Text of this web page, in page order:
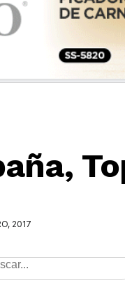
tu
2017